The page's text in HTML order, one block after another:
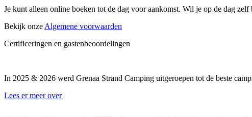
Je kunt alleen online boeken tot de dag voor aankomst. Wil je op de dag
Bekijk onze Algemene voorwaarden
Certificeringen en gastenbeoordelingen
In 2025 & 2026 werd Grenaa Strand Camping uitgeroepen tot de beste
Lees er meer over